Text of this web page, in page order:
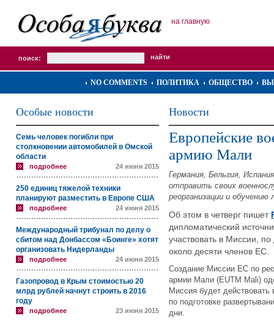
на главную
поиск:
NO COMMENTS ПОЛИТИКА ОБЩЕСТВО
Особые новости
Семь человек погибли при
столкновении автомобилей в Омской
области
подробнее 24 июня 2015
250 единиц тяжелой техники
планируют разместить в Европе США
подробнее 24 июня 2015
Международный трибунал по делу о
сбитом над Донбассом «Боинге» хотят
организовать Нидерланды
подробнее 24 июня 2015
Газопровод в Крым стоимостью 20
млрд рублей начнут строить в 2016
году
подробнее 23 июня 2015
Новости
Европейские
армию Мали
Германия, Бельгия,
отправить своих
реорганизации и
Об этом в четверг пишет
дипломатический
участвовать в Миссии,
около десяти членов ЕС.
Создание Миссии ЕС по
армии Мали (EUTM Mali)
Миссия будет
по подготовке
дни.